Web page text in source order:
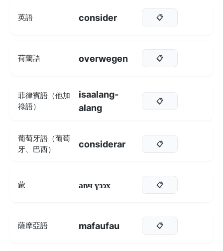
英語 consider 📋
荷蘭語 overwegen 📋
菲律賓語（他加
祿語）
isaalang-
alang
📋
葡萄牙語（葡萄
牙、巴西）
considerar 📋
蒙 авч үзэх 📋
薩摩亞語 mafaufau 📋